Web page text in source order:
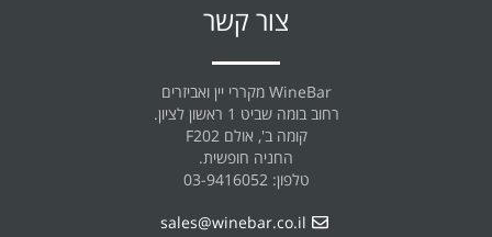
צור קשר
WineBar מקררי יין ואביזרים
רחוב בומה שביט 1 ראשון לציון.
קומה ב', אולם F202
החניה חופשית.
טלפון: 03-9416052
sales@winebar.co.il